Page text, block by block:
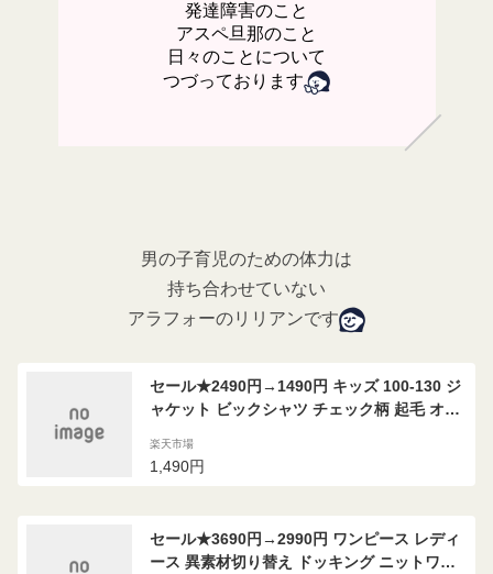
発達障害のこと
アスペ旦那のこと
日々のことについて
つづっております
男の子育児のための体力は
持ち合わせていない
アラフォーのリリアンです
セール★2490円→1490円 キッズ 100-130 ジ
ャケット ビックシャツ チェック柄 起毛 オー
子供服 メール便不可コカ
楽天市場
1,490円
セール★3690円→2990円 ワンピース レディ
ース 異素材切り替え ドッキング ニットワン